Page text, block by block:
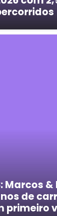
Marcos
de
primeiro